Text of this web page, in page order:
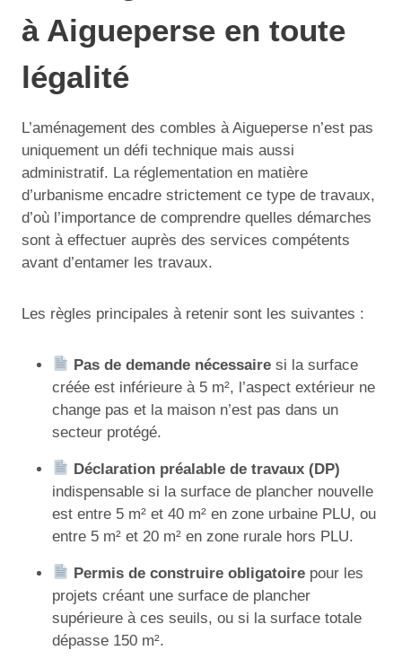
à Aigueperse en toute
légalité
L’aménagement des combles à Aigueperse n’est pas
uniquement un défi technique mais aussi
administratif. La réglementation en matière
d’urbanisme encadre strictement ce type de travaux,
d’où l’importance de comprendre quelles démarches
sont à effectuer auprès des services compétents
avant d’entamer les travaux.
Les règles principales à retenir sont les suivantes :
Pas de demande nécessaire si la surface
créée est inférieure à 5 m², l’aspect extérieur ne
change pas et la maison n’est pas dans un
secteur protégé.
Déclaration préalable de travaux (DP)
indispensable si la surface de plancher nouvelle
est entre 5 m² et 40 m² en zone urbaine PLU, ou
entre 5 m² et 20 m² en zone rurale hors PLU.
Permis de construire obligatoire pour les
projets créant une surface de plancher
supérieure à ces seuils, ou si la surface totale
dépasse 150 m².